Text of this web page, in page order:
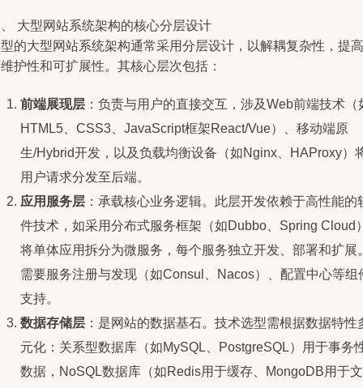
大型网站系统架构的核心分层设计
的大型网站系统架构通常采用分层设计，以解耦复杂性，提高
护性和可扩展性。其核心层次包括：
前端展现层 ：负责与用户的直接交互，涉及Web前端技术（
HTML5、CSS3、JavaScript框架React/Vue）、移动端原
生/Hybrid开发，以及负载均衡设备（如Nginx、HAProxy）
用户请求分发至后端。
应用服务层 ：承载核心业务逻辑。此层开发依赖于高性能的
件技术，如采用分布式服务框架（如Dubbo、Spring Cloud
将单体应用拆分为微服务，每个服务独立开发、部署和扩展
需要服务注册与发现（如Consul、Nacos）、配置中心等组
支持。
数据存储层 ：是网站的数据基石。技术选型需根据数据特性
元化：关系型数据库（如MySQL、PostgreSQL）用于事务
数据，NoSQL数据库（如Redis用于缓存、MongoDB用于文